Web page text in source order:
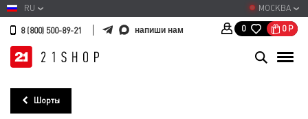
МОСКВА
RU
8 (800) 500-89-21 напиши нам 0 0 Р
Шорты